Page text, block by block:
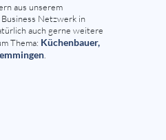
aus unserem
Netzwerk in
auch gerne weitere
Thema: Küchenbauer,